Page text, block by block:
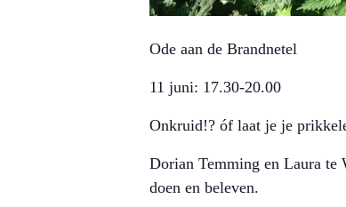
Ode aan de Brandnetel
11 juni: 17.30-20.00
Onkruid!? óf laat je je
Dorian Temming en Laura te
doen en beleven.